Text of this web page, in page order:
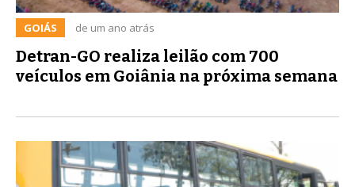
GOIÁS de um ano atrás
Detran-GO realiza leilão com 700
veículos em Goiânia na próxima semana